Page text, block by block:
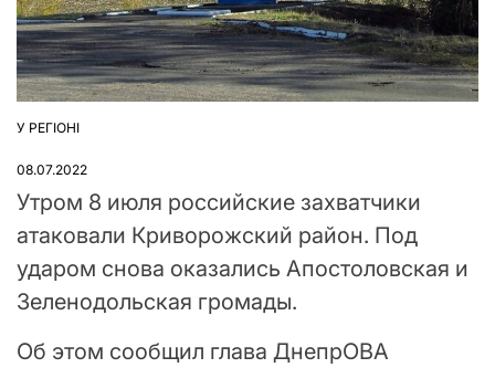
ОПУБЛІКУВАТИ
У РЕГІОНІ
08.07.2022
Утром 8 июля российские захватчики
атаковали Криворожский район. Под
ударом снова оказались Апостоловская и
Зеленодольская громады.
Об этом сообщил глава ДнепрОВА